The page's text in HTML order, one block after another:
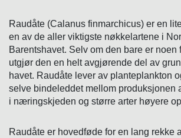
Raudåte (Calanus finmarchicus) er en
en av de aller viktigste nøkkelartene i
Barentshavet. Selv om den bare er noen
utgjør den en helt avgjørende del av
havet. Raudåte lever av planteplankton
selve bindeleddet mellom produksjonen
i næringskjeden og større arter høyere
Raudåte er hovedføde for en lang rekke